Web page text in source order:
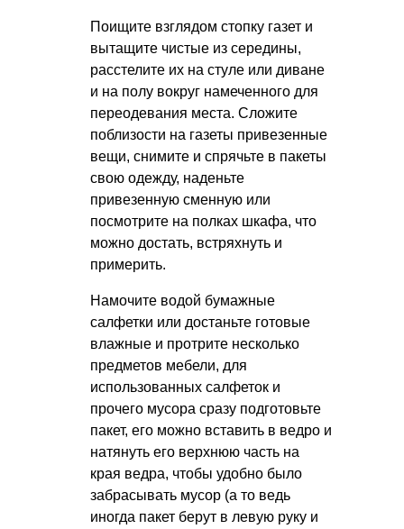
Поищите взглядом стопку газет и
вытащите чистые из середины,
расстелите их на стуле или диване
и на полу вокруг намеченного для
переодевания места. Сложите
поблизости на газеты привезенные
вещи, снимите и спрячьте в пакеты
свою одежду, наденьте
привезенную сменную или
посмотрите на полках шкафа, что
можно достать, встряхнуть и
примерить.
Намочите водой бумажные
салфетки или достаньте готовые
влажные и протрите несколько
предметов мебели, для
использованных салфеток и
прочего мусора сразу подготовьте
пакет, его можно вставить в ведро и
натянуть его верхнюю часть на
края ведра, чтобы удобно было
забрасывать мусор (а то ведь
иногда пакет берут в левую руку и